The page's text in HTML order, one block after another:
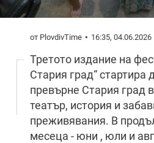
от PlovdivTime 16:35, 04.06.2026
Третото издание на
Стария град“ стартира
превърне Стария град
театър, история и
преживявания. В
месеца - юни , юли и